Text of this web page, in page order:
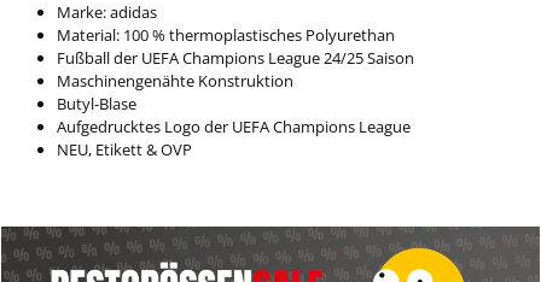
Marke: adidas
Material: 100 % thermoplastisches Polyurethan
Fußball der UEFA Champions League 24/25 Saison
Maschinengenähte Konstruktion
Butyl-Blase
Aufgedrucktes Logo der UEFA Champions League
NEU, Etikett & OVP